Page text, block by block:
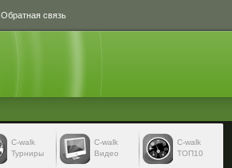
Обратная связь
С-walk
Турниры
С-walk
Видео
C-walk
ТОП10